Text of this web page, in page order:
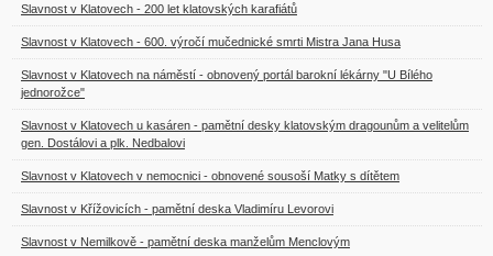
Slavnost v Klatovech - 200 let klatovských karafiátů
Slavnost v Klatovech - 600. výročí mučednické smrti Mistra Jana Husa
Slavnost v Klatovech na náměstí - obnovený portál barokní lékárny "U Bílého
jednorožce"
Slavnost v Klatovech u kasáren - pamětní desky klatovským dragounům a velitelům
gen. Dostálovi a plk. Nedbalovi
Slavnost v Klatovech v nemocnici - obnovené sousoší Matky s dítětem
Slavnost v Křížovicích - pamětní deska Vladimíru Levorovi
Slavnost v Nemilkově - pamětní deska manželům Menclovým